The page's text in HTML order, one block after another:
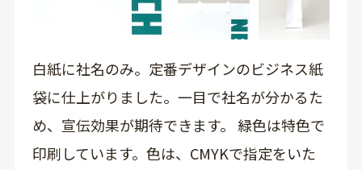
白紙に社名のみ。定番デザインのビジネス紙
袋に仕上がりました。一目で社名が分かるた
め、宣伝効果が期待できます。 緑色は特色で
印刷しています。色は、CMYKで指定をいた